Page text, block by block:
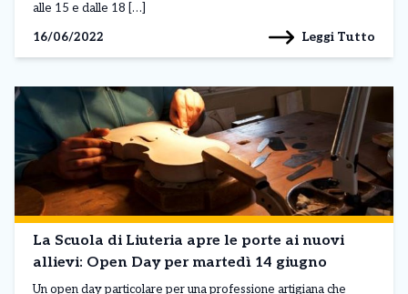
alle 15 e dalle 18 […]
16/06/2022
Leggi Tutto
La Scuola di Liuteria apre le porte ai nuovi
allievi: Open Day per martedì 14 giugno
Un open day particolare per una professione artigiana che